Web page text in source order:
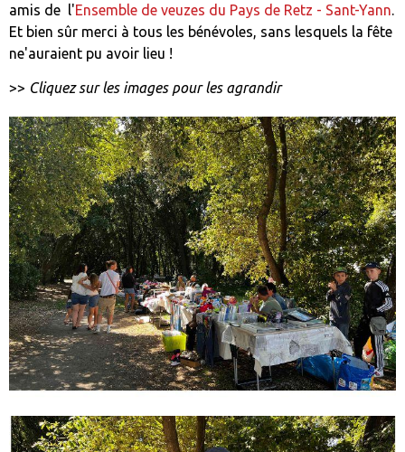
amis de l'Ensemble de veuzes du Pays de Retz - Sant-Yann.
Et bien sûr merci à tous les bénévoles, sans lesquels la fête
ne'auraient pu avoir lieu !
>> Cliquez sur les images pour les agrandir